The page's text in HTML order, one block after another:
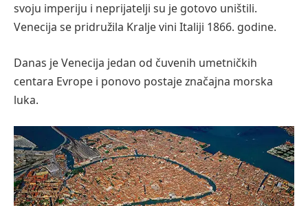
svoju imperiju i neprijatelji su je gotovo uništili.
Venecija se pridružila Kralje vini Italiji 1866. godine.
Danas je Venecija jedan od čuvenih umetničkih
centara Evrope i ponovo postaje značajna morska
luka.